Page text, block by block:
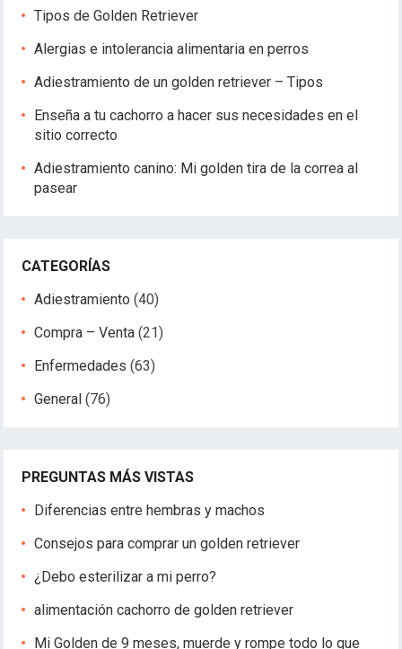
Tipos de Golden Retriever
Alergias e intolerancia alimentaria en perros
Adiestramiento de un golden retriever – Tipos
Enseña a tu cachorro a hacer sus necesidades en el
sitio correcto
Adiestramiento canino: Mi golden tira de la correa al
pasear
CATEGORÍAS
Adiestramiento (40)
Compra – Venta (21)
Enfermedades (63)
General (76)
PREGUNTAS MÁS VISTAS
Diferencias entre hembras y machos
Consejos para comprar un golden retriever
¿Debo esterilizar a mi perro?
alimentación cachorro de golden retriever
Mi Golden de 9 meses, muerde y rompe todo lo que